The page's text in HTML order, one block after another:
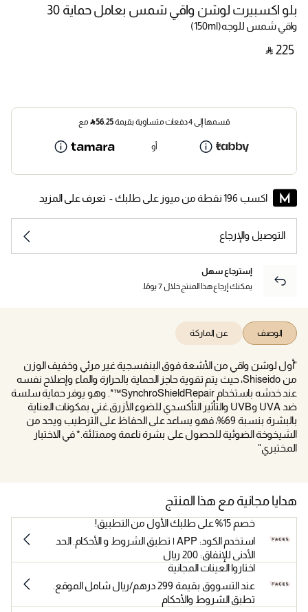
بلو اكسبيرت لوشن واقي شمس بعامل حماية 30
واقي شمس للوجه(150ml)
‎ ⃁ ⁦225⁩ ‎
قسمها إلى 4 دفعات متساوية بقيمة 56.25
⃁ مع
أو
اكسب 196 نقطة من ميوز على طلبك - تعرف على المزيد
التوصيل والإرجاع
إسترجاع سهل
يمكنك إرجاع هذا المنتج خلال 7 يومًا.
الوصف عن الماركة
"أول لوشن واقي من الأشعة فوق البنفسجية غير مرئي وخفيف الوزن
من Shiseido، حيث يتم تقوية حاجز الحماية بالحرارة والماء وإصلاح نفسه
عند خدشه باستخدام SynchroShieldRepair™*. وهو يوفر حماية سلسة
ضد UVA وUVB والتأثير التأكسدي للضوء الأزرق.غني بمكونات العناية
بالبشرة بنسبة 69%، فهو يساعد على الحفاظ على الترطيب ويحد من
الشيخوخة الضوئية للحصول على بشرة ناعمة وممتلئة.* في الاختبار
المختبري"
هدايا مجانية مع هذا المنتج
خصم 15% على طلبك الأول من التطبيق!
استخدم الكود: APP | تطبق الشروط و الأحكام. الحد
الأدنى للإنفاق: 200 ريال
اختاروا العينات المجانية
عند التسووق بقيمة 299 درهم/ريال شامل الموقع.
تطبق الشروط والأحكام